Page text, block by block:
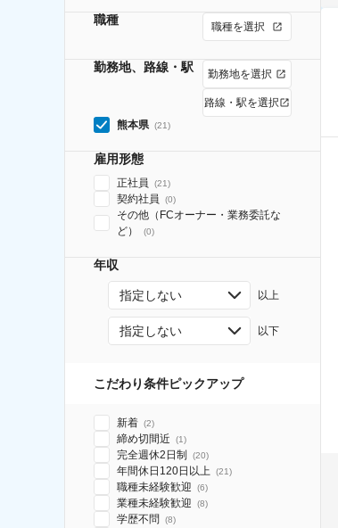
職種 職種を選択
勤務地、路線・駅 勤務地を選択
路線・駅を選択
熊本県 (21)
雇用形態
正社員 (21)
契約社員 (0)
その他（FCオーナー・業務委託な
ど）
(0)
年収
指定しない 以上
指定しない 以下
こだわり条件ピックアップ
新着 (2)
締め切間近 (1)
完全週休2日制 (20)
年間休日120日以上 (21)
職種未経験歓迎 (6)
業種未経験歓迎 (8)
学歴不問 (8)